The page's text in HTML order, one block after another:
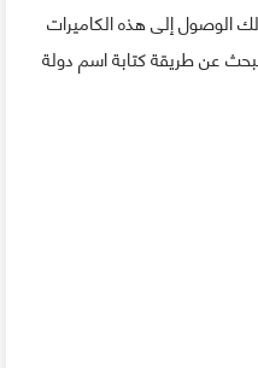
الوصول إلى هذه الكاميرات
عن طريقة كتابة اسم دولة